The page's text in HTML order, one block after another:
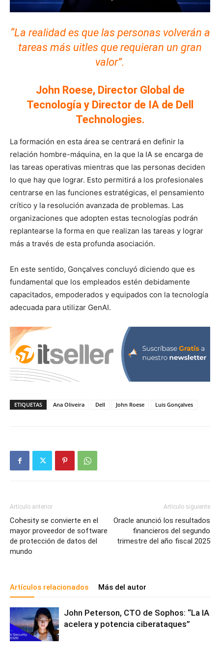
“La realidad es que las personas volverán a
tareas más uitles que requieran un gran
valor”.
John Roese, Director Global de
Tecnología y Director de IA de Dell
Technologies.
La formación en esta área se centrará en definir la
relación hombre-máquina, en la que la IA se encarga de
las tareas operativas mientras que las personas deciden
lo que hay que lograr. Esto permitirá a los profesionales
centrarse en las funciones estratégicas, el pensamiento
crítico y la resolución avanzada de problemas. Las
organizaciones que adopten estas tecnologías podrán
replantearse la forma en que realizan las tareas y lograr
más a través de esta profunda asociación.
En este sentido, Gonçalves concluyó diciendo que es
fundamental que los empleados estén debidamente
capacitados, empoderados y equipados con la tecnología
adecuada para utilizar GenAI.
ETIQUETAS Ana Oliveira Dell John Roese Luis Gonçalves
Artículo anterior
Cohesity se convierte en el
mayor proveedor de software
de protección de datos del
mundo
Artículo siguiente
Oracle anunció los resultados
financieros del segundo
trimestre del año fiscal 2025
Artículos relacionados Más del autor
John Peterson, CTO de Sophos: “La IA
acelera y potencia ciberataques”